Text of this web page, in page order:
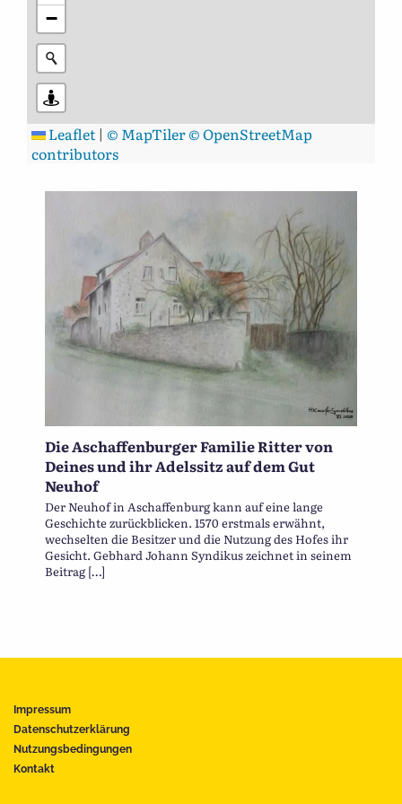
−
Leaflet | © MapTiler© OpenStreetMap
contributors
Die Aschaffenburger Familie Ritter von
Deines und ihr Adelssitz auf dem Gut
Neuhof
Der Neuhof in Aschaffenburg kann auf eine lange
Geschichte zurückblicken. 1570 erstmals erwähnt,
wechselten die Besitzer und die Nutzung des Hofes ihr
Gesicht. Gebhard Johann Syndikus zeichnet in seinem
Beitrag […]
Impressum
Datenschutzerklärung
Nutzungsbedingungen
Kontakt